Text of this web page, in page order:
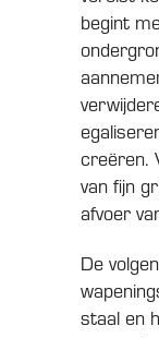
begint
creëren.
van fijn
afvoer
De
staal en